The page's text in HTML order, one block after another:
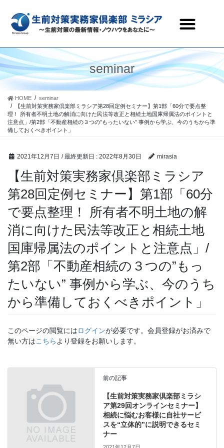
seminar
HOME
seminar
【生前対策実務家倶楽部ミラシア第28回定例セミナー】第1部「60分で要点整
理！ 所有者不明土地の解消に向けた民法等改正と相続土地国庫帰属法のポイントと
注意点」/第2部「不動産相続の３つの”もったいない” 事例から学ぶ、今のうちから準
備しておくべきポイント」
2021年12月7日 / 最終更新日 : 2022年8月30日 mirasia
【生前対策実務家倶楽部ミラシア
第28回定例セミナー】第1部「60分
で要点整理！ 所有者不明土地の解
消に向けた民法等改正と相続土地
国庫帰属法のポイントと注意点」/
第2部「不動産相続の３つの”もっ
たいない” 事例から学ぶ、今のうち
から準備しておくべきポイント」
このページの閲覧にはログインが必要です。会員登録がお済みで
無い方はこちら より登録をお願いします。
前の記事
【生前対策実務家倶楽部ミラシ
ア第29回オンラインセミナー】
相続に悩むお客様に自社サービ
スを“立体的”に説明できるセミ
ナー